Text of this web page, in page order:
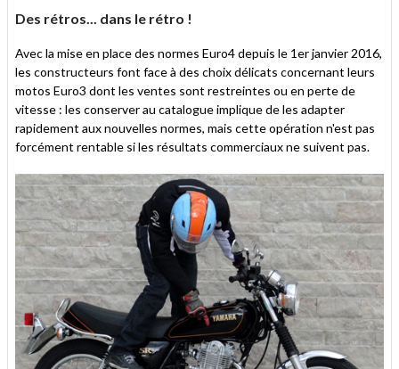
Des rétros... dans le rétro !
Avec la mise en place des normes Euro4 depuis le 1er janvier 2016,
les constructeurs font face à des choix délicats concernant leurs
motos Euro3 dont les ventes sont restreintes ou en perte de
vitesse : les conserver au catalogue implique de les adapter
rapidement aux nouvelles normes, mais cette opération n'est pas
forcément rentable si les résultats commerciaux ne suivent pas.